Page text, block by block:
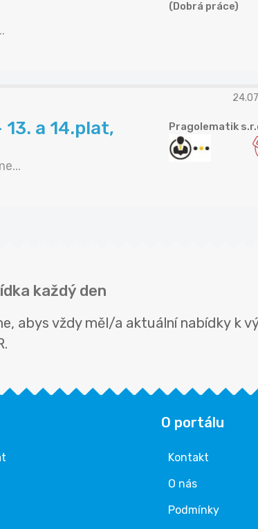
(Dobrá práce)
a 14.plat,
Pragolematik
každý den
abys vždy měl/a aktuální nabídky k
O portálu
Kontakt
O nás
Podmínky